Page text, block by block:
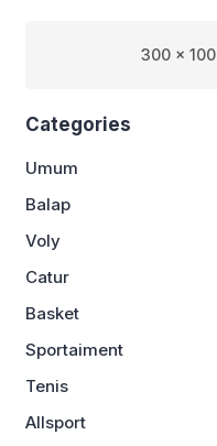
300 x 100
Categories
Umum
Balap
Voly
Catur
Basket
Sportaiment
Tenis
Allsport